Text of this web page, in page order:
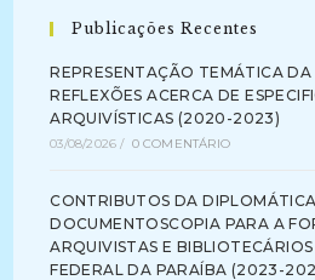
Publicações Recentes
REPRESENTAÇÃO TEMÁTICA
REFLEXÕES ACERCA DE
ARQUIVÍSTICAS (2020-2023)
03/08/2026 / 0 COMENTÁRIO
CONTRIBUTOS DA
DOCUMENTOSCOPIA PARA A
ARQUIVISTAS E
FEDERAL DA PARAÍBA (2023-